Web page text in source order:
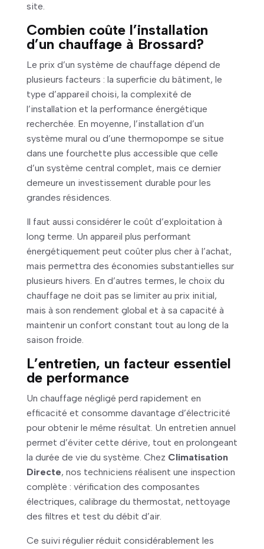
site.
Combien coûte l’installation
d’un chauffage à Brossard?
Le prix d’un système de chauffage dépend de
plusieurs facteurs : la superficie du bâtiment, le
type d’appareil choisi, la complexité de
l’installation et la performance énergétique
recherchée. En moyenne, l’installation d’un
système mural ou d’une thermopompe se situe
dans une fourchette plus accessible que celle
d’un système central complet, mais ce dernier
demeure un investissement durable pour les
grandes résidences.
Il faut aussi considérer le coût d’exploitation à
long terme. Un appareil plus performant
énergétiquement peut coûter plus cher à l’achat,
mais permettra des économies substantielles sur
plusieurs hivers. En d’autres termes, le choix du
chauffage ne doit pas se limiter au prix initial,
mais à son rendement global et à sa capacité à
maintenir un confort constant tout au long de la
saison froide.
L’entretien, un facteur essentiel
de performance
Un chauffage négligé perd rapidement en
efficacité et consomme davantage d’électricité
pour obtenir le même résultat. Un entretien annuel
permet d’éviter cette dérive, tout en prolongeant
la durée de vie du système. Chez Climatisation
Directe, nos techniciens réalisent une inspection
complète : vérification des composantes
électriques, calibrage du thermostat, nettoyage
des filtres et test du débit d’air.
Ce suivi régulier réduit considérablement les